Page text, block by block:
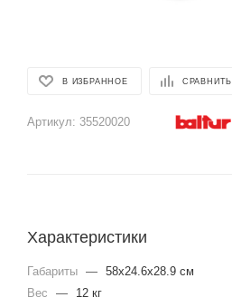
В ИЗБРАННОЕ СРАВНИТЬ
Артикул: 35520020
Характеристики
Габариты — 58x24.6x28.9 см
Вес
— 12 кг